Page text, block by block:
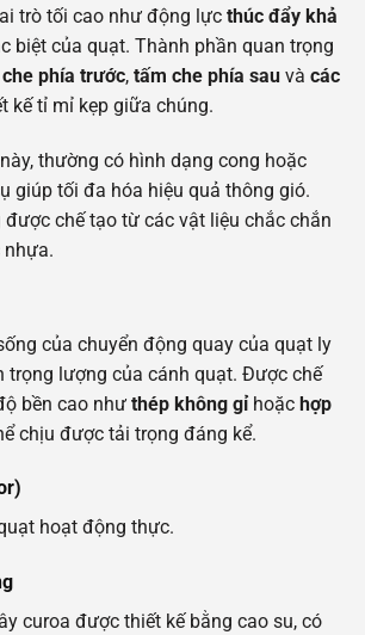
trò tối cao như động lực thúc đẩy khả
biệt của quạt. Thành phần quan trọng
phía trước, tấm che phía sau và các
kế tỉ mỉ kẹp giữa chúng.
thường có hình dạng cong hoặc
giúp tối đa hóa hiệu quả thông gió.
chế tạo từ các vật liệu chắc chắn
của chuyển động quay của quạt ly
trọng lượng của cánh quạt. Được chế
bền cao như thép không gỉ hoặc hợp
chịu được tải trọng đáng kể.
hoạt động thực.
curoa được thiết kế bằng cao su, có